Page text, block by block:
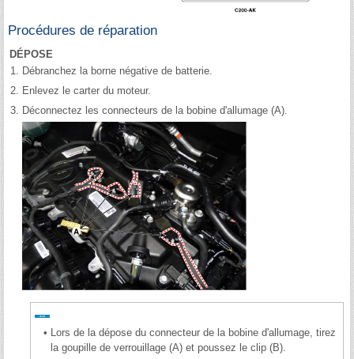
Procédures de réparation
DÉPOSE
1. Débranchez la borne négative de batterie.
2. Enlevez le carter du moteur.
3. Déconnectez les connecteurs de la bobine d'allumage (A).
• Lors de la dépose du connecteur de la bobine d'allumage, tirez
la goupille de verrouillage (A) et poussez le clip (B).